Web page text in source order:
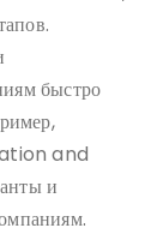
быстро
and
и